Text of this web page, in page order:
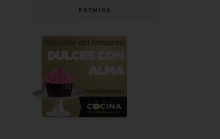
PREMIOS